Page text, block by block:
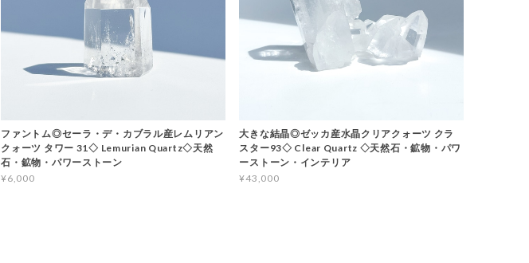
ファントム◎セーラ・デ・カブラル産レムリアン
クォーツ タワー 31◇ Lemurian Quartz◇天然
石・鉱物・パワーストーン
¥6,000
大きな結晶◎ゼッカ産水晶クリアクォーツ クラ
スター93◇ Clear Quartz ◇天然石・鉱物・パワ
ーストーン・インテリア
¥43,000